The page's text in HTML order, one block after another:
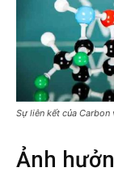
Sự liên kết của
Ảnh